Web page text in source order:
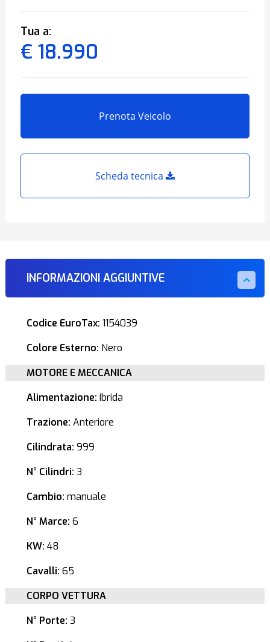
Tua a:
€ 18.990
Prenota Veicolo
Scheda tecnica
INFORMAZIONI AGGIUNTIVE
Codice EuroTax: 1154039
Colore Esterno: Nero
MOTORE E MECCANICA
Alimentazione: Ibrida
Trazione: Anteriore
Cilindrata: 999
N° Cilindri: 3
Cambio: manuale
N° Marce: 6
KW: 48
Cavalli: 65
CORPO VETTURA
N° Porte: 3